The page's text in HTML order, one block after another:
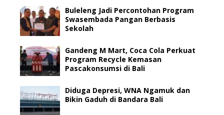
Buleleng Jadi Percontohan Program
Swasembada Pangan Berbasis
Sekolah
Gandeng M Mart, Coca Cola Perkuat
Program Recycle Kemasan
Pascakonsumsi di Bali
Diduga Depresi, WNA Ngamuk dan
Bikin Gaduh di Bandara Bali